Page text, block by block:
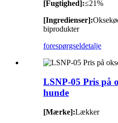
[Fugtighed]:≤21%
[Ingredienser]:
biprodukter
forespørgseldetalje
LSNP-05 Pris på
hunde
[Mærke]:Lækker